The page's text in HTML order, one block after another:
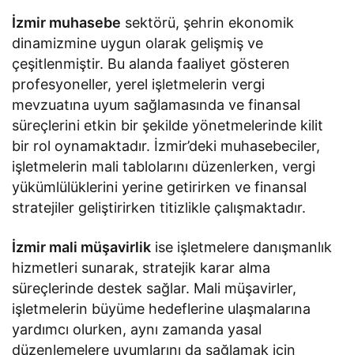
İzmir muhasebe sektörü, şehrin ekonomik
dinamizmine uygun olarak gelişmiş ve
çeşitlenmiştir. Bu alanda faaliyet gösteren
profesyoneller, yerel işletmelerin vergi
mevzuatına uyum sağlamasında ve finansal
süreçlerini etkin bir şekilde yönetmelerinde kilit
bir rol oynamaktadır. İzmir’deki muhasebeciler,
işletmelerin mali tablolarını düzenlerken, vergi
yükümlülüklerini yerine getirirken ve finansal
stratejiler geliştirirken titizlikle çalışmaktadır.
İzmir mali müşavirlik ise işletmelere danışmanlık
hizmetleri sunarak, stratejik karar alma
süreçlerinde destek sağlar. Mali müşavirler,
işletmelerin büyüme hedeflerine ulaşmalarına
yardımcı olurken, aynı zamanda yasal
düzenlemelere uyumlarını da sağlamak için